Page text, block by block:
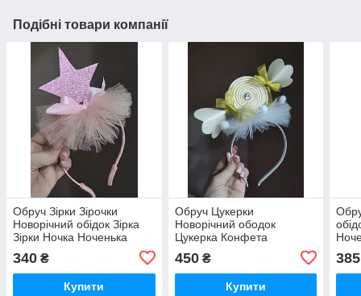
Подібні товари компанії
Обруч Зірки Зірочки
Новорічний обідок Зірка
Зірки Ночка Ноченька
Звездочки Звезда
340 ₴
Купити
Обруч Цукерки
Новорічний ободок
Цукерка Конфета
Новогодний обруч
450₴
Купити
385